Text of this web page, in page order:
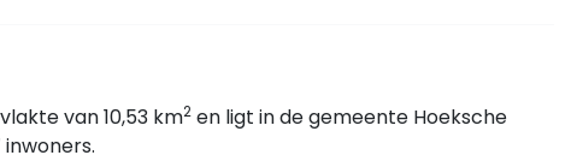
of bankgarantie van 10% van de koopsom. De koper dient
van de ontbindende voorwaarden bij de desbetreffende
van 10,53 km2en ligt in de gemeente Hoeksche